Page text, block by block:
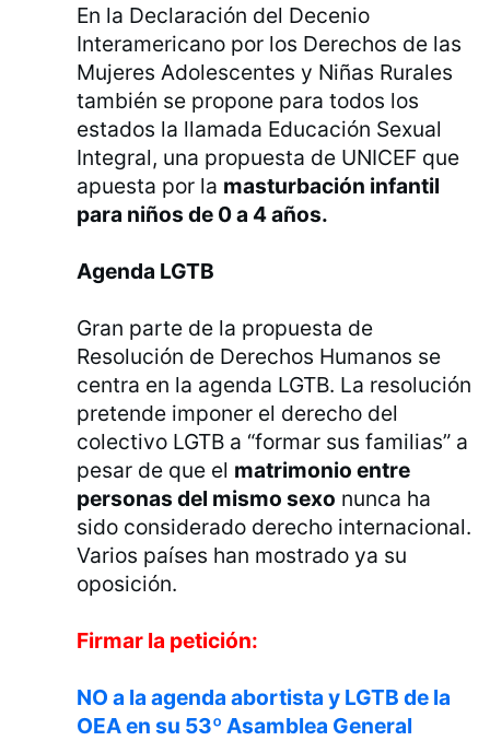
En la Declaración del Decenio
Interamericano por los Derechos de las
Mujeres Adolescentes y Niñas Rurales
también se propone para todos los
estados la llamada Educación Sexual
Integral, una propuesta de UNICEF que
apuesta por la masturbación infantil
para niños de 0 a 4 años.
Agenda LGTB
Gran parte de la propuesta de
Resolución de Derechos Humanos se
centra en la agenda LGTB. La resolución
pretende imponer el derecho del
colectivo LGTB a “formar sus familias” a
pesar de que el matrimonio entre
personas del mismo sexo nunca ha
sido considerado derecho internacional.
Varios países han mostrado ya su
oposición.
Firmar la petición:
NO a la agenda abortista y LGTB de la
OEA en su 53º Asamblea General